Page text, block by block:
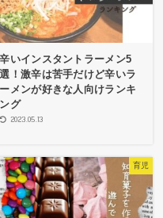
辛いインスタントラーメン5
選！激辛は苦手だけど辛いラ
ーメンが好きな人向けランキ
ング
2023.05.13
育児